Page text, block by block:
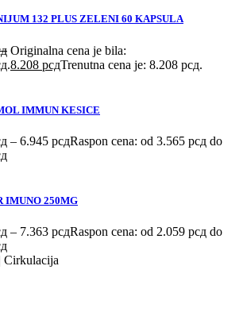
132 PLUS ZELENI 60 KAPSULA
Originalna cena je bila:
8.208 рсдTrenutna cena je: 8.208 рсд.
IMMUN KESICE
– 6.945 рсдRaspon cena: od 3.565 рсд do
IMUNO 250MG
– 7.363 рсдRaspon cena: od 2.059 рсд do
Cirkulacija